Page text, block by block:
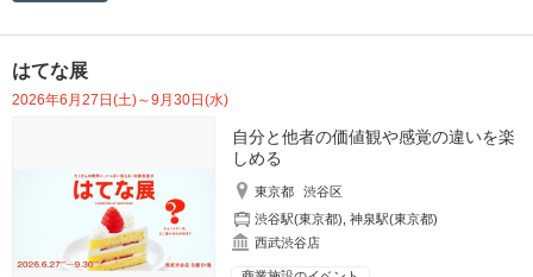
はてな展
2026年6月27日(土)～9月30日(水)
自分と他者の価値観や感覚の違いを楽
しめる
東京都
渋谷区
渋谷駅(東京都),神泉駅(東京都)
西武渋谷店